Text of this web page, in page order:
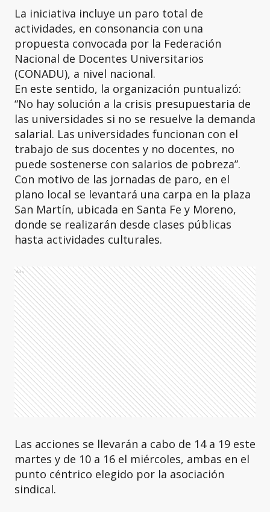
La iniciativa incluye un paro total de
actividades, en consonancia con una
propuesta convocada por la Federación
Nacional de Docentes Universitarios
(CONADU), a nivel nacional.
En este sentido, la organización puntualizó:
“No hay solución a la crisis presupuestaria de
las universidades si no se resuelve la demanda
salarial. Las universidades funcionan con el
trabajo de sus docentes y no docentes, no
puede sostenerse con salarios de pobreza”.
Con motivo de las jornadas de paro, en el
plano local se levantará una carpa en la plaza
San Martín, ubicada en Santa Fe y Moreno,
donde se realizarán desde clases públicas
hasta actividades culturales.
Ads
Las acciones se llevarán a cabo de 14 a 19 este
martes y de 10 a 16 el miércoles, ambas en el
punto céntrico elegido por la asociación
sindical.